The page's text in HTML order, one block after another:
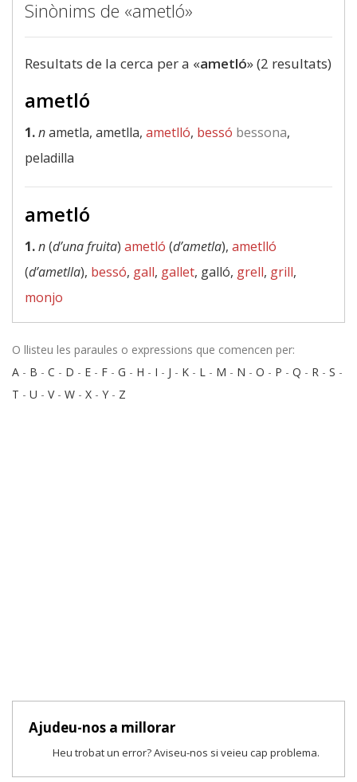
Sinònims de «ametló»
Resultats de la cerca per a «ametló» (2 resultats)
ametló
1.nametla, ametlla, ametlló, bessó bessona,
peladilla
ametló
1.n(d’una fruita) ametló (d’ametla), ametlló
(d’ametlla), bessó, gall, gallet, galló, grell, grill,
monjo
O llisteu les paraules o expressions que comencen per:
A - B - C - D - E - F - G - H - I - J - K - L - M - N - O - P - Q - R - S -
T - U - V- W - X - Y - Z
Ajudeu-nos a millorar
Heu trobat un error? Aviseu-nos si veieu cap problema.